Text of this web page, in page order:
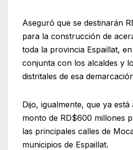
Aseguró que se destinarán
para la construcción de
toda la provincia Espaillat,
conjunta con los alcaldes y
distritales de esa
Dijo, igualmente, que ya
monto de RD$600 millones
las principales calles de
municipios de Espaillat.